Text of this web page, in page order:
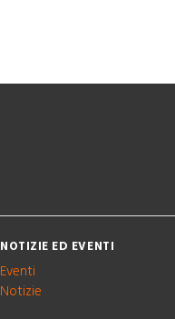
NOTIZIE ED EVENTI
Eventi
Notizie